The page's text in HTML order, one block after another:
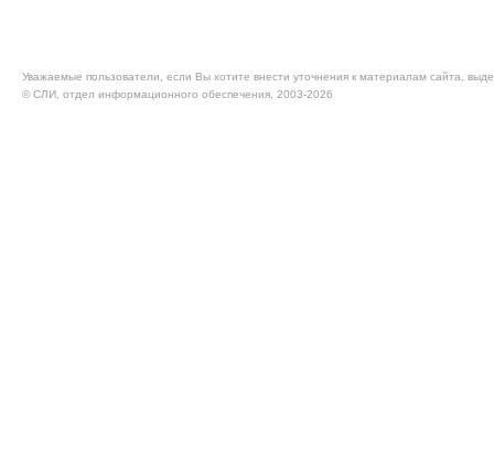
Уважаемые пользователи, если Вы хотите внести уточнения к материалам сайта,
© CЛИ, отдел информационного обеспечения, 2003-2026